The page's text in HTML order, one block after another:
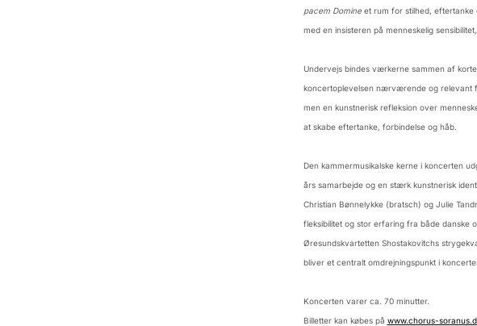
pacem Domineet rum for stilhed, eftertanke
med en insisteren på menneskelig
Undervejs bindes værkerne sammen af
koncertoplevelsen nærværende og relevant
men en kunstnerisk refleksion over
at skabe eftertanke, forbindelse og håb.
Den kammermusikalske kerne i koncerten
års samarbejde og en stærk kunstnerisk
Christian Bønnelykke (bratsch) og Julie
fleksibilitet og stor erfaring fra både danske
Øresundskvartetten Shostakovitchs
bliver et centralt omdrejningspunkt i
Koncerten varer ca. 70 minutter.
Billetter kan købes på www.chorus-